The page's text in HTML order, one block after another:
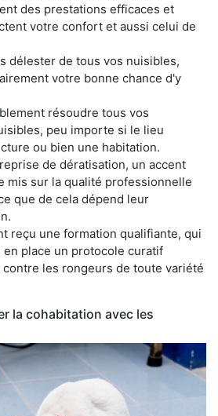
des prestations efficaces et
votre confort et aussi celui de
délester de tous vos nuisibles,
votre bonne chance d'y
résoudre tous vos
peu importe si le lieu
ou bien une habitation.
de dératisation, un accent
mis sur la qualité professionnelle
que de cela dépend leur
reçu une formation qualifiante, qui
place un protocole curatif
les rongeurs de toute variété
la cohabitation avec les